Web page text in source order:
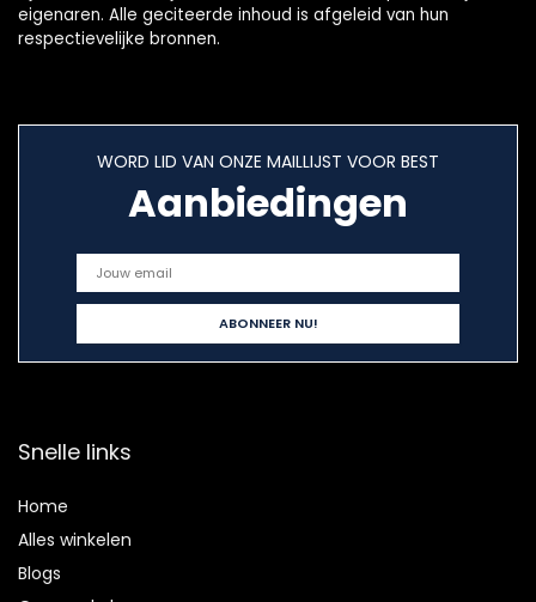
eigenaren. Alle geciteerde inhoud is afgeleid van hun
respectievelijke bronnen.
WORD LID VAN ONZE MAILLIJST VOOR BEST
Aanbiedingen
Snelle links
Home
Alles winkelen
Blogs